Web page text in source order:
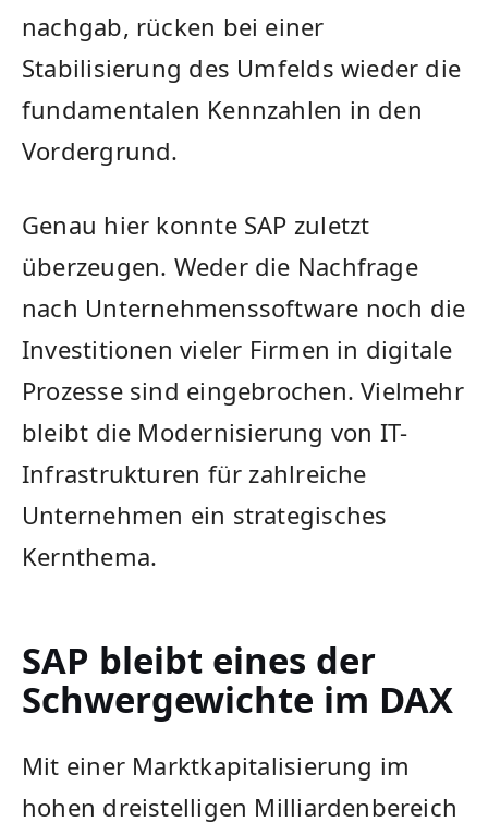
nachgab, rücken bei einer
Stabilisierung des Umfelds wieder die
fundamentalen Kennzahlen in den
Vordergrund.
Genau hier konnte SAP zuletzt
überzeugen. Weder die Nachfrage
nach Unternehmenssoftware noch die
Investitionen vieler Firmen in digitale
Prozesse sind eingebrochen. Vielmehr
bleibt die Modernisierung von IT-
Infrastrukturen für zahlreiche
Unternehmen ein strategisches
Kernthema.
SAP bleibt eines der
Schwergewichte im DAX
Mit einer Marktkapitalisierung im
hohen dreistelligen Milliardenbereich